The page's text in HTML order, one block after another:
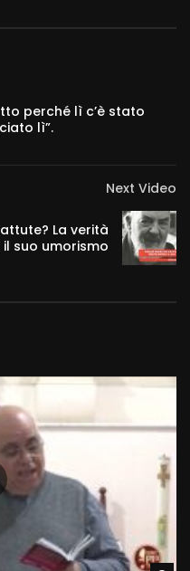
perché lì c’è stato
lì”.
Next Video
La verità
suo umorismo